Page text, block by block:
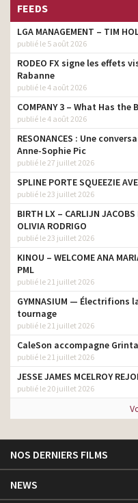
FEEDS
LGA MANAGEMENT – TIM
publié le 5 août 2026
RODEO FX signe les effets
Rabanne
publié le 4 août 2026
COMPANY 3 – What Has the
publié le 4 août 2026
RESONANCES : Une
Anne-Sophie Pic
publié le 27 juillet 2026
SPLINE PORTE SQUEEZIE
publié le 23 juillet 2026
BIRTH LX – CARLIJN JACOBS
OLIVIA RODRIGO
publié le 23 juillet 2026
KINOU – WELCOME ANA
PML
publié le 21 juillet 2026
GYMNASIUM — Électrifions
tournage
publié le 21 juillet 2026
CaleSon accompagne
publié le 21 juillet 2026
JESSE JAMES MCELROY
publié le 20 juillet 2026
NOS DERNIERS FILMS
NEWS